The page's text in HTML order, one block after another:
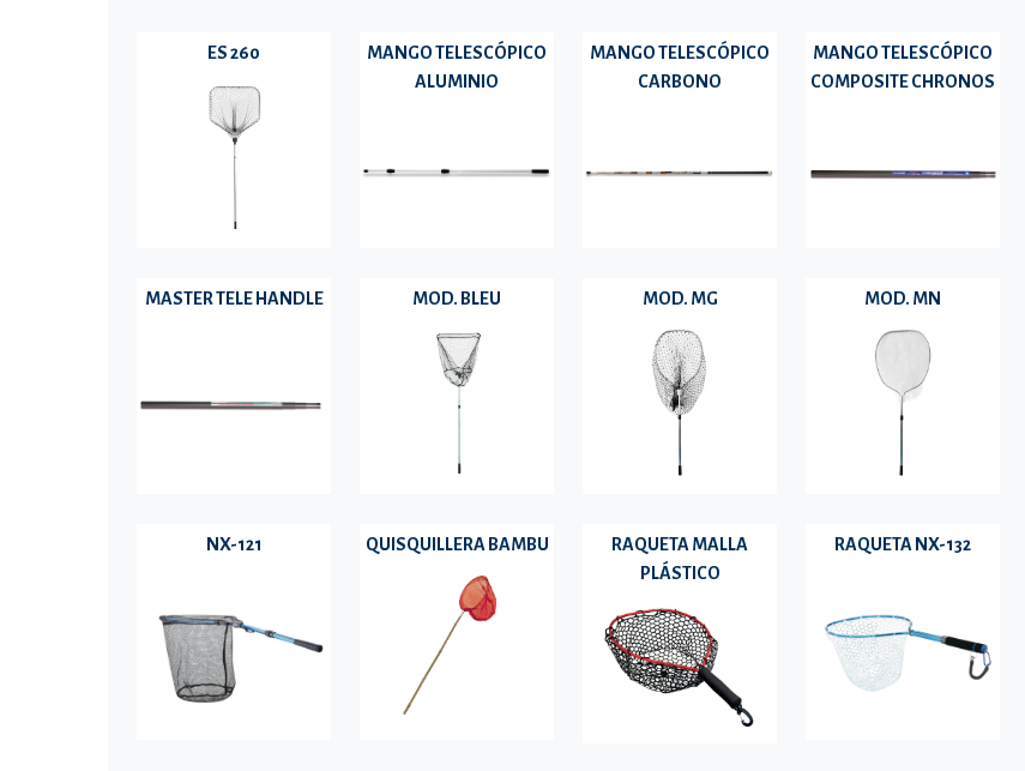
ES 260
MANGO TELESCÓPICO
ALUMINIO
MANGO TELESCÓPICO
CARBONO
MANGO TELESCÓPICO
COMPOSITE CHRONOS
MASTER TELE HANDLE MOD. BLEU MOD. MG MOD. MN
NX-121 QUISQUILLERA BAMBU
RAQUETA MALLA
PLÁSTICO
RAQUETA NX-132